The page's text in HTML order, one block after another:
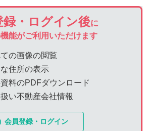
録・ログイン後に
能がご利用いただけます
ての画像の閲覧
な住所の表示
資料のPDFダウンロード
扱い不動産会社情報
会員登録・ログイン